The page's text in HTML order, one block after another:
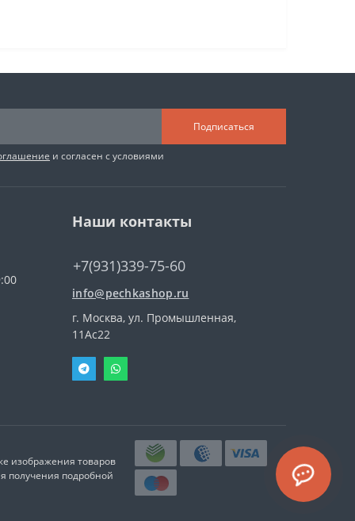
Подписаться
и согласен с условиями
Наши контакты
+7(931)339-75-60
info@pechkashop.ru
г. Москва, ул. Промышленная,
11Ас22
изображения товаров
получения подробной